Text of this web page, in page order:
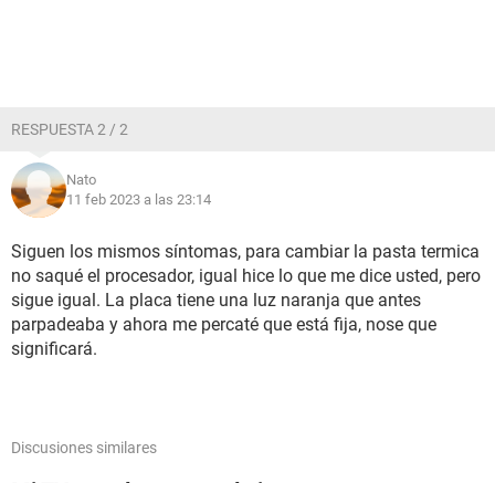
RESPUESTA 2 / 2
Nato
11 feb 2023 a las 23:14
Siguen los mismos síntomas, para cambiar la pasta termica
no saqué el procesador, igual hice lo que me dice usted, pero
sigue igual. La placa tiene una luz naranja que antes
parpadeaba y ahora me percaté que está fija, nose que
significará.
Discusiones similares